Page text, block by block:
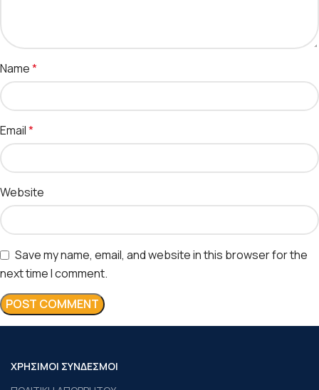
Name*
Email*
Website
Save my name, email, and website in this browser for the
next time I comment.
ΧΡΗΣΙΜΟΙ ΣΥΝΔΕΣΜΟΙ